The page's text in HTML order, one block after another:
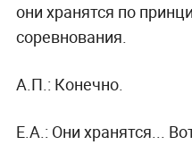
они хранятся по
соревнования.
А.П.: Конечно.
Е.А.: Они хранятся...